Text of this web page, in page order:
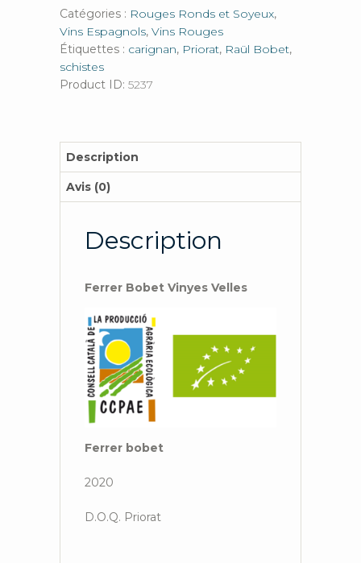
Velles
Catégories : Rouges Ronds et Soyeux,
Vins Espagnols, Vins Rouges
Étiquettes : carignan, Priorat, Raül Bobet,
schistes
Product ID: 5237
Description
Avis (0)
Description
Ferrer Bobet Vinyes Velles
Ferrer bobet
2020
D.O.Q. Priorat